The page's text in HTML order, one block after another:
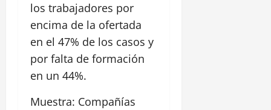
los trabajadores por
encima de la ofertada
en el 47% de los casos y
por falta de formación
en un 44%.
Muestra: Compañías